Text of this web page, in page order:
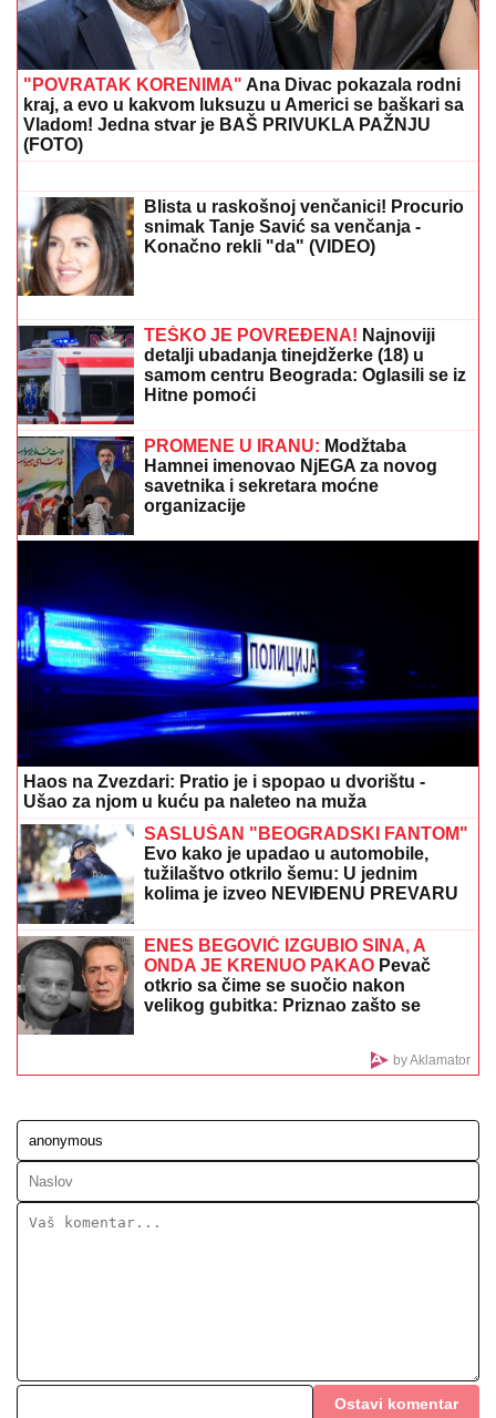
(FOTO) ANA DIVAC POKAZALA
RODNI KRAJ
Emotivna objava
raznežila mnoge, društvo joj pravi
Vlade - Nestvarni prizori ostavljaju bez
daha: "Povratak korenima"
(FOTO) ANĐELA VEŠTICA NE MOŽE
privatnom bazenu: Zbog silikona mora
na hitnu operaciju, a tetovirani frajer je
ne pušta
(FOTO) MALI ŽELJKO GRLI MAJKU NA PLAŽI U
CRNOJ GORI Marija Kulić podelila fotografiju Miljane
sa sinom, jedan detalj svi komentarišu
DOKTORI OBJASNILI:Evo zašto ne
MUŠKARAC SKOČIO U DUNAV I
NESTAOUžas kod Bele stene: Hteo
da se osveži i nije isplivao
"POVRATAK KORENIMA"Ana Divac pokazala rodni
kraj, a evo u kakvom luksuzu u Americi se baškari sa
Vladom! Jedna stvar je BAŠ PRIVUKLA PAŽNJU
Dragan Stanković verenici priredio
INTIMNE PROSLAVE Muzičari svirali
"Najlepše uspomene"
Konačno rekli "da" (VIDEO)